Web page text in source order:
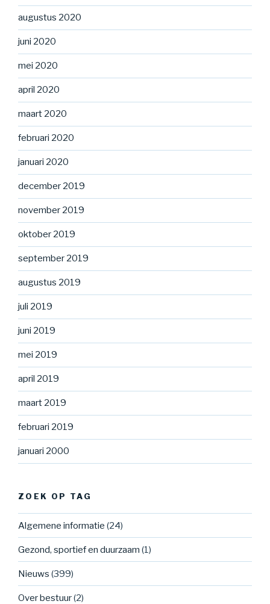
augustus 2020
juni 2020
mei 2020
april 2020
maart 2020
februari 2020
januari 2020
december 2019
november 2019
oktober 2019
september 2019
augustus 2019
juli 2019
juni 2019
mei 2019
april 2019
maart 2019
februari 2019
januari 2000
ZOEK OP TAG
Algemene informatie (24)
Gezond, sportief en duurzaam (1)
Nieuws (399)
Over bestuur(2)